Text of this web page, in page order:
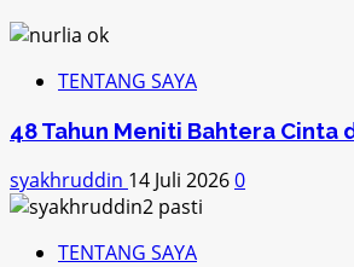
TENTANG SAYA
48 Tahun Meniti Bahtera Cinta
syakhruddin 14 Juli 20260
TENTANG SAYA